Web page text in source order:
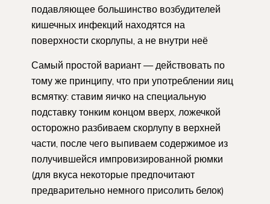
подавляющее большинство возбудителей
кишечных инфекций находятся на
поверхности скорлупы, а не внутри неё
Самый простой вариант — действовать по
тому же принципу, что при употреблении яиц
всмятку: ставим яичко на специальную
подставку тонким концом вверх, ложечкой
осторожно разбиваем скорлупу в верхней
части, после чего выпиваем содержимое из
получившейся импровизированной рюмки
(для вкуса некоторые предпочитают
предварительно немного присолить белок)